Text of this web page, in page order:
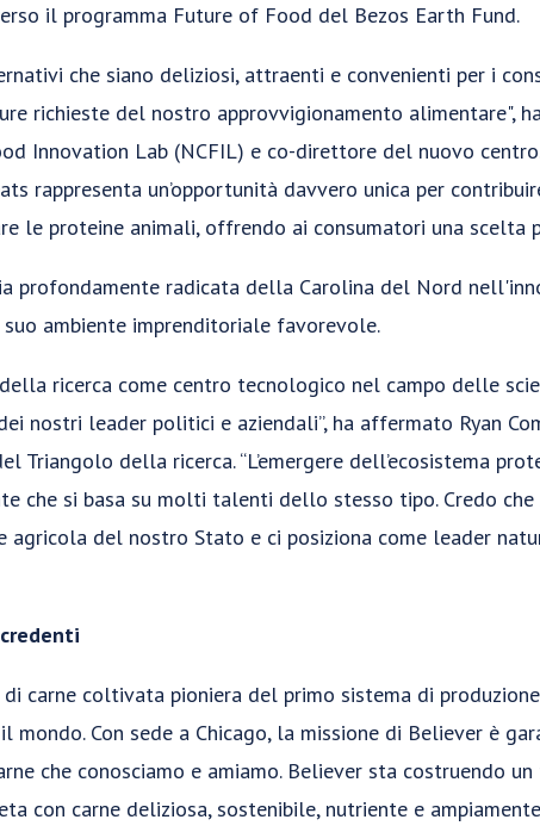
il programma Future of Food del Bezos Earth Fund.
che siano deliziosi, attraenti e convenienti per i
richieste del nostro approvvigionamento alimentare",
Innovation Lab (NCFIL) e co-direttore del nuovo
rappresenta un’opportunità davvero unica per
le proteine animali, offrendo ai consumatori una scelta
profondamente radicata della Carolina del Nord
ambiente imprenditoriale favorevole.
ricerca come centro tecnologico nel campo delle
nostri leader politici e aziendali”, ha affermato Ryan
Triangolo della ricerca. “L’emergere dell’ecosistema
che si basa su molti talenti dello stesso tipo. Credo
agricola del nostro Stato e ci posiziona come leader
carne coltivata pioniera del primo sistema di
Con sede a Chicago, la missione di Believer è
che conosciamo e amiamo. Believer sta costruendo
con carne deliziosa, sostenibile, nutriente e